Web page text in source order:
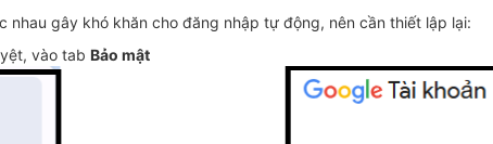
nhau gây khó khăn cho đăng nhập tự động, nên cần thiết lập lại:
vào tab Bảo mật